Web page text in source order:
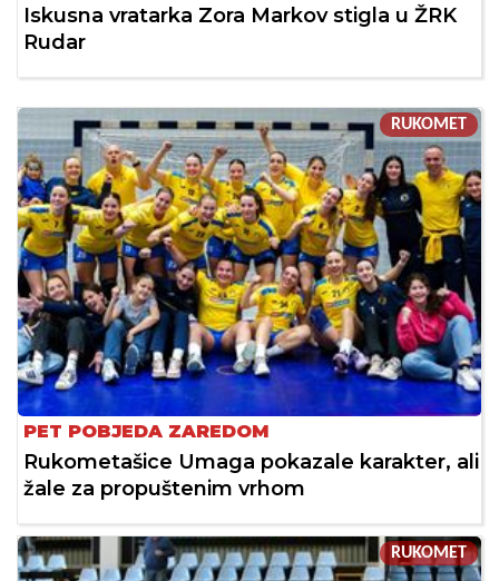
Iskusna vratarka Zora Markov stigla u ŽRK
Rudar
RUKOMET
PET POBJEDA ZAREDOM
Rukometašice Umaga pokazale karakter, ali
žale za propuštenim vrhom
RUKOMET